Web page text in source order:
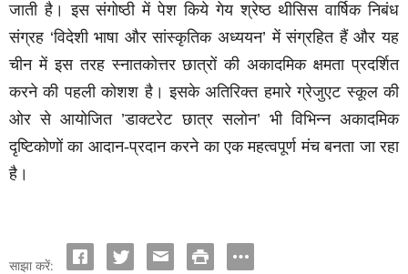
जाती है। इस संगोष्ठी में पेश किये गेय श्रेष्ठ थीसिस वार्षिक निबंध
संग्रह ‘विदेशी भाषा और सांस्कृतिक अध्ययन’ में संग्रहित हैं और यह
चीन में इस तरह स्नातकोत्तर छात्रों की अकादमिक क्षमता प्रदर्शित
करने की पहली कोशश है। इसके अतिरिक्त हमारे ग्रेजुएट स्कूल की
ओर से आयोजित ’डाक्टरेट छात्र सलोन’ भी विभिन्न अकादमिक
दृष्टिकोणों का आदान-प्रदान करने का एक महत्वपूर्ण मंच बनता जा रहा
है।
साझा करें: